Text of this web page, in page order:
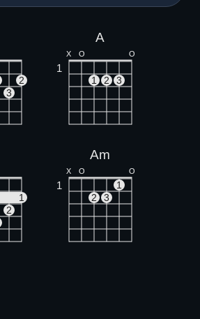
2
3
A
X O O
1
1 2 3
1
2
Am
X O O
1
1
2
3